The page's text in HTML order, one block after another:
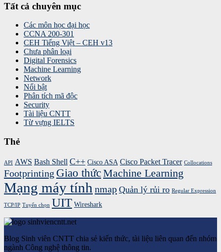
Tất cả chuyên mục
Các môn học đại học
CCNA 200-301
CEH Tiếng Việt – CEH v13
Chưa phân loại
Digital Forensics
Machine Learning
Network
Nổi bật
Phân tích mã độc
Security
Tài liệu CNTT
Từ vựng IELTS
Thẻ
API AWS Bash Shell C++ Cisco ASA Cisco Packet Tracer Collocations
Footprinting Giao thứcMachine Learning
Mạng máy tính nmap Quản lý rủi ro Regular Expression
TCP/IP Tuyển chọn UIT Wireshark
Blog Sinh viên CNTT chia sẻ kiến thức, tài liệu liên quan đến nhóm
ngành Công nghệ thông tin.